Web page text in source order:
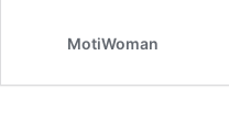
MotiWoman